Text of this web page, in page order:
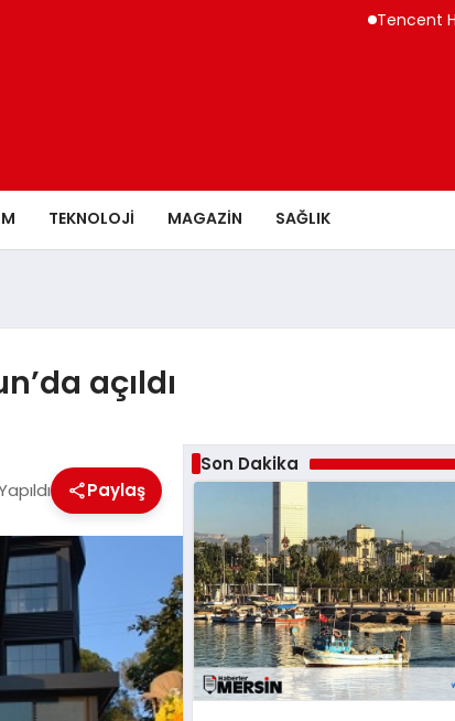
Tencent Hy3
TEKNOLOJİ MAGAZİN SAĞLIK
açıldı
Paylaş
Son Dakika